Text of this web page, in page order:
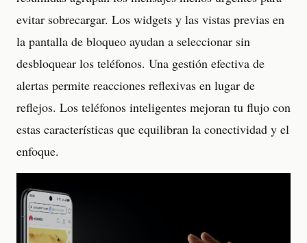
evitar sobrecargar. Los widgets y las vistas previas en
la pantalla de bloqueo ayudan a seleccionar sin
desbloquear los teléfonos. Una gestión efectiva de
alertas permite reacciones reflexivas en lugar de
reflejos. Los teléfonos inteligentes mejoran tu flujo con
estas características que equilibran la conectividad y el
enfoque.